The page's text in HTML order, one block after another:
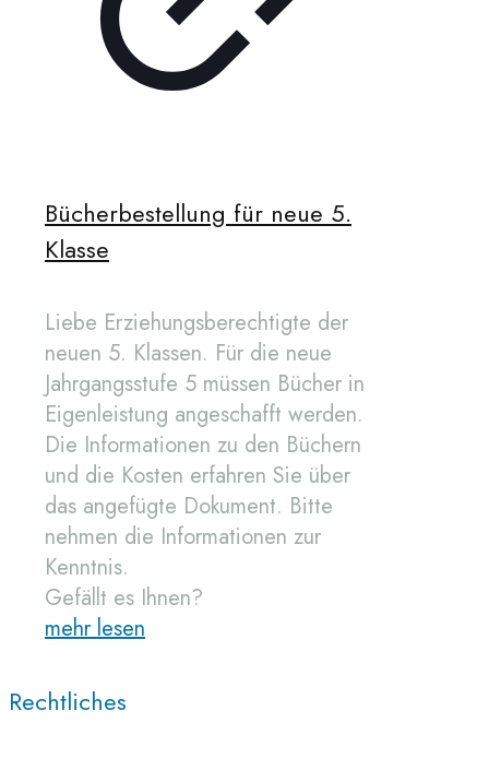
Bücherbestellung für neue 5.
Klasse
Liebe Erziehungsberechtigte der
neuen 5. Klassen. Für die neue
Jahrgangsstufe 5 müssen Bücher in
Eigenleistung angeschafft werden.
Die Informationen zu den Büchern
und die Kosten erfahren Sie über
das angefügte Dokument. Bitte
nehmen die Informationen zur
Kenntnis.
Gefällt es Ihnen?
mehr lesen
Rechtliches